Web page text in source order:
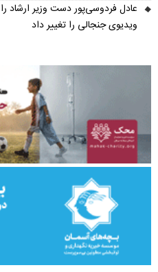
عادل فردوسی‌پور دست وزیر ارشاد
ویدیوی جنجالی را تغییر داد